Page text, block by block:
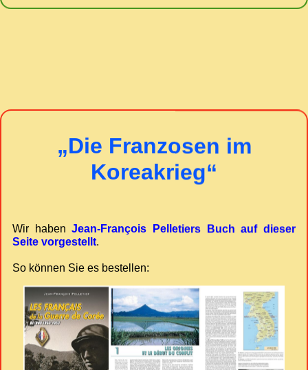
„Die Franzosen im
Koreakrieg“
Wir habenJean-François Pelletiers Buch auf dieser
Seite vorgestellt.
So können Sie es bestellen: